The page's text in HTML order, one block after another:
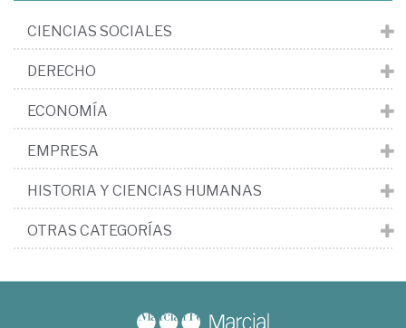
CIENCIAS SOCIALES
DERECHO
ECONOMÍA
EMPRESA
HISTORIA Y CIENCIAS HUMANAS
OTRAS CATEGORÍAS